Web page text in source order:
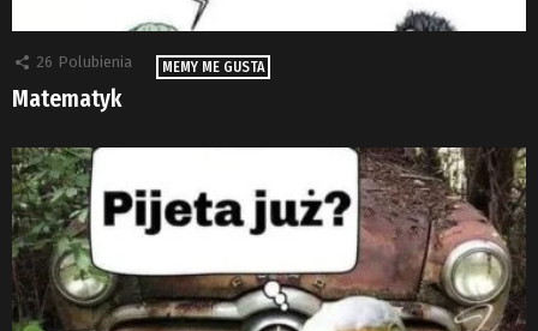
26 Polubienia MEMY ME GUSTA
Matematyk